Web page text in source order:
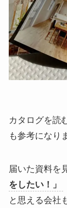
カタログを読
も参考になり
届いた資料を
をしたい！」
と思える会社